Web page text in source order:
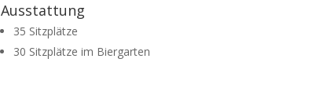
Ausstattung
35 Sitzplätze
30 Sitzplätze im Biergarten